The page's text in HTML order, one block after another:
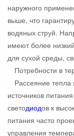
наружного
выше, что
водяных струй.
имеют более
для сухой среды,
Потребности в
Рассеяние тепла
источников
светодиодов к
питания часто
управления